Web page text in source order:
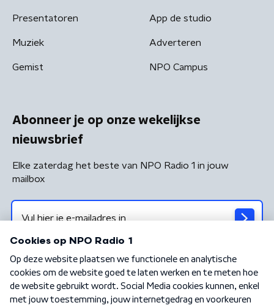
Presentatoren
Muziek
Gemist
App de studio
Adverteren
NPO Campus
Abonneer je op onze wekelijkse
nieuwsbrief
Elke zaterdag het beste van NPO Radio 1 in jouw
mailbox
Algemene voorwaarden Privacybeleid